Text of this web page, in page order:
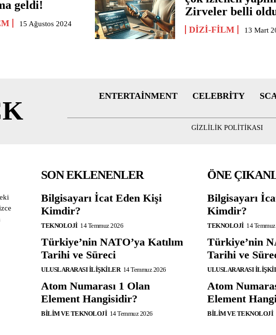
geldi!
15 Ağustos 2024
Zirveler belli
DIZI-FILM 13 Mart
ENTERTAINMENT CELEBRITY
GIZLILIK POLITIKASI
SON EKLENENLER
Bilgisayarı İcat Eden Kişi
Kimdir?
TEKNOLOJI 14 Temmuz 2026
Türkiye’nin NATO’ya Katılım
Tarihi ve Süreci
ULUSLARARASI İLIŞKILER 14 Temmuz 2026
Atom Numarası 1 Olan
Element Hangisidir?
BILIM VE TEKNOLOJI 14 Temmuz 2026
ÖNE
Bilgisayarı
Kimdir?
TEKNOLOJI 14
Türkiye’nin
Tarihi ve
ULUSLARARASI
Atom
Element
BILIM VE TEKNOLOJI